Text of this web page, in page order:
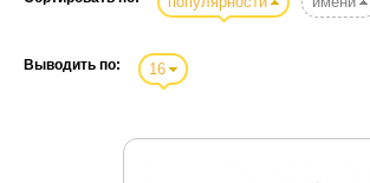
Выводить по: 16